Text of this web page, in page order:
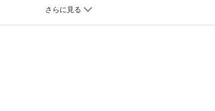
新のマネジメント手法、ホットな経済情報、今すぐ仕
ていても、含まれない場合がございます。あらかじ